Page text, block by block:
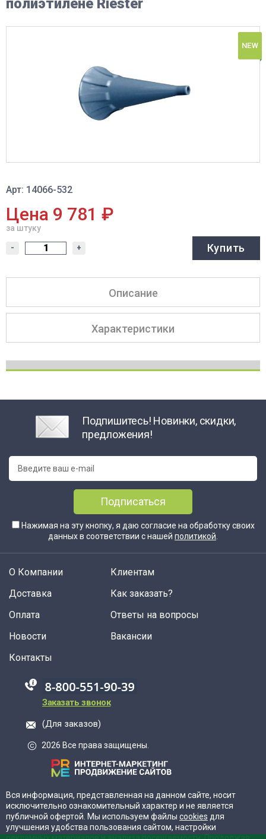
NEW
Арт: 14066-532
Цена 9 781 ₽
за штуку
- + Купить
Описание
Характеристики
Подпишитесь! Новинки, скидки,
предложения!
Подписаться
Нажимая на эту кнопку, я даю согласие на обработку своих
данных в соответствии с нашей политикой
О Компании
Доставка
Оплата
Новости
Клиентам
Как заказать?
Ответы на вопросы
Вакансии
Контакты
88005555550
Заказать звонок
(Для заказов)
2026 Все права защищены.
Вся информация, представленная на данном сайте, носит
исключительно ознакомительный характер и не является
публичной офертой. Мы используем файлы cookies для
улучшения удобства пользования сайтом, настройки